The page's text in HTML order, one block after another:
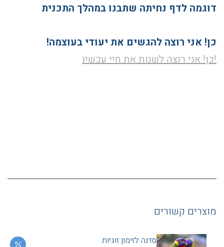
דוגמה לדף נחיתה שתבנו במהלך התכנית
כן! אני רוצה להגשים את יעודי בעוצמה!
!כן! אני רוצה לשנות את חיי עכשיו
מוצרים קשורים
סדנה לזימון זוגיות